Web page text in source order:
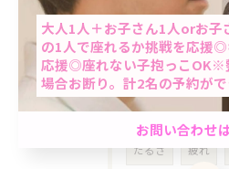
おばちゃんパーマ
マリンブルーシャ
平日 ６０代
だるさ 疲れ
当日予約
大人1人＋お子さん1人orお
の1人で座れるか挑戦を応援
応援◎座れない子抱っこOK※
場合お断り。計2名の予約がで
お問い合わせ
男性限定★最短60分で完了の
ット☆「ちょっと気になる…
前におすすめ◎自然で清潔